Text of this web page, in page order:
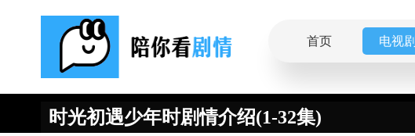
首页 电视剧
时光初遇少年时剧情介绍(1-32集)